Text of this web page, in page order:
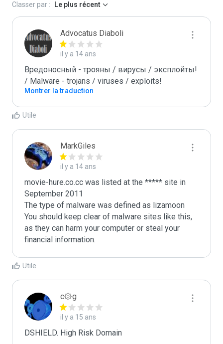
Classer par : Le plus récent
Advocatus Diaboli
il y a 14 ans
Вредоносный - трояны / вирусы / эксплойты!
/ Malware - trojans / viruses / exploits!
Montrer la traduction
Utile
MarkGiles
il y a 14 ans
movie-hure.co.cc was listed at the ***** site in
September 2011
The type of malware was defined as lizamoon
You should keep clear of malware sites like this,
as they can harm your computer or steal your
Utile
c۞g
il y a 15 ans
DSHIELD. High Risk Domain